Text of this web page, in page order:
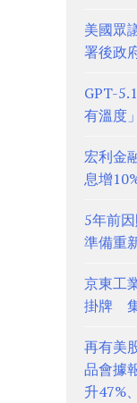
美國眾
署後政
GPT-
有溫度」
宏利金
息增
5年前
準備重
京東工
掛牌
再有美
品會據
升47%